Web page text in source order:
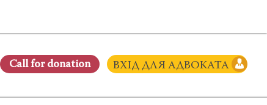
Сall for donation ВХІД ДЛЯ АДВОКАТА